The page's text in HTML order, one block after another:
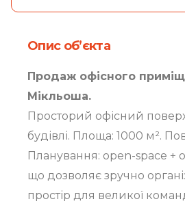
Опис об’єкта
Продаж офісного
Мікльоша.
Просторий офісний
будівлі. Площа: 1000 м².
Планування: open-space +
що дозволяє зручно
простір для великої